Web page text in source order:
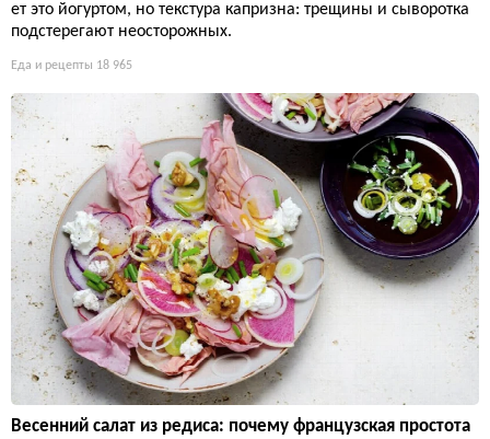
ет это йогуртом, но текстура капризна: трещины и сыворотка
подстерегают неосторожных.
Еда и рецепты 18 965
Весенний салат из редиса: почему французская простота